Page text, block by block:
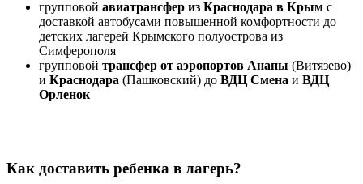
групповой авиатрансфер из Краснодара в Крым с
доставкой автобусами повышенной комфортности до
детских лагерей Крымского полуострова из
Симферополя
групповой трансфер от аэропортов Анапы (Витязево)
и Краснодара (Пашковский) до ВДЦ Смена и ВДЦ
Орленок
Как доставить ребенка в лагерь?